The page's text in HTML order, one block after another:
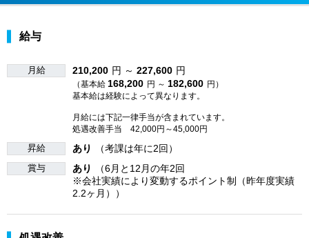
給与
月給 210,200 円 ～ 227,600 円
（基本給 168,200 円 ～ 182,600 円）
基本給は経験によって異なります。
月給には下記一律手当が含まれています。
処遇改善手当 42,000円～45,000円
昇給 あり （考課は年に2回）
賞与 あり
（6月と12月の年2回
※会社実績により変動するポイント制（昨年度実績
2.2ヶ月））